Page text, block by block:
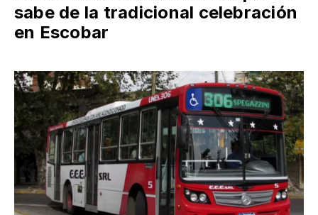
sabe de la tradicional celebración
en Escobar